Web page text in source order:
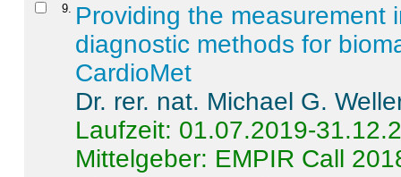
9
Providing the measurement
diagnostic methods for
CardioMet
Dr. rer. nat. Michael G.
Laufzeit: 01.07.2019-
Mittelgeber: EMPIR Call